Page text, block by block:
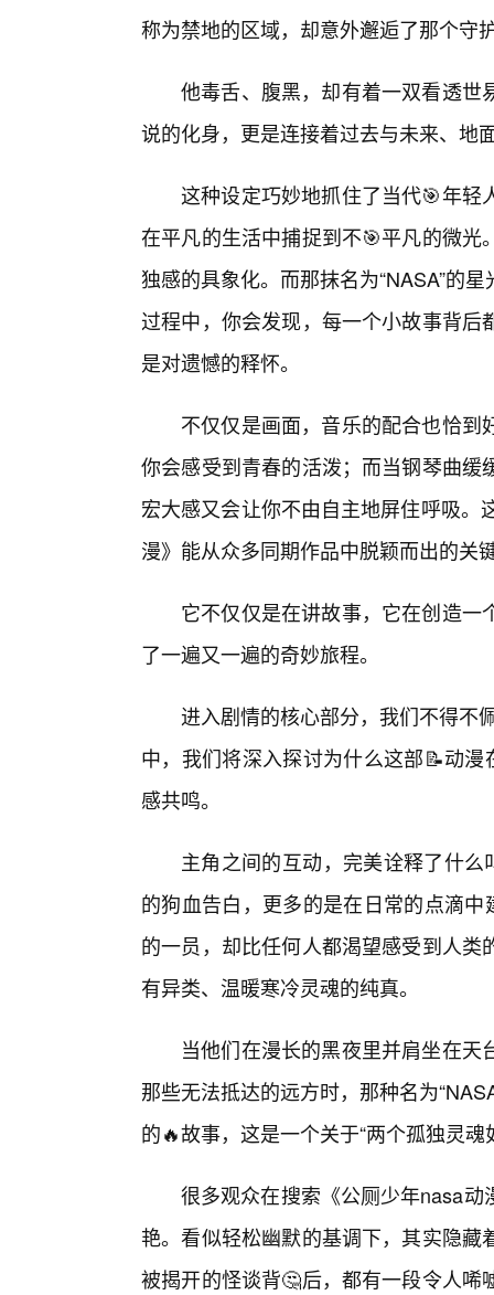
称为禁地的区域，却意外邂逅了那个守
他毒舌、腹黑，却有着一双看透世
说的化身，更是连接着过去与未来、地
这种设定巧妙地抓住了当代🎯年轻
在平凡的生活中捕捉到不🎯平凡的微
独感的具象化。而那抹名为“NASA”的
过程中，你会发现，每一个小故事背
是对遗憾的释怀。
不仅仅是画面，音乐的配合也恰
你会感受到青春的活泼；而当钢琴曲
宏大感又会让你不由自主地屏住呼吸
漫》能从众多同期作品中脱颖而出的关
它不仅仅是在讲故事，它在创造
了一遍又一遍的奇妙旅程。
进入剧情的核心部分，我们不得不
中，我们将深入探讨为什么这部📝动
感共鸣。
主角之间的互动，完美诠释了什么
的狗血告白，更多的是在日常的点滴
的一员，却比任何人都渴望感受到人
有异类、温暖寒冷灵魂的纯真。
当他们在漫长的黑夜里并肩坐在
那些无法抵达的远方时，那种名为
的🔥故事，这是一个关于“两个孤独灵
很多观众在搜索《公厕少年nasa
艳。看似轻松幽默的基调下，其实隐
被揭开的怪谈背🤔后，都有一段令人